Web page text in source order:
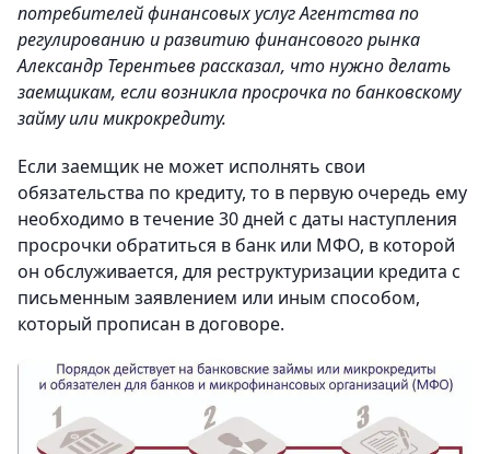
потребителей финансовых услуг Агентства по
регулированию и развитию финансового рынка
Александр Терентьев рассказал, что нужно делать
заемщикам, если возникла просрочка по банковскому
займу или микрокредиту.
Если заемщик не может исполнять свои
обязательства по кредиту, то в первую очередь ему
необходимо в течение 30 дней с даты наступления
просрочки обратиться в банк или МФО, в которой
он обслуживается, для реструктуризации кредита с
письменным заявлением или иным способом,
который прописан в договоре.